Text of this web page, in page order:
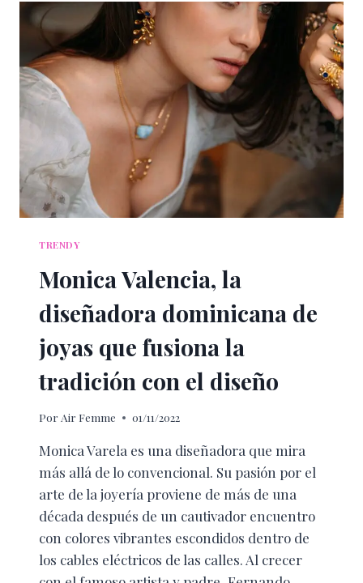
LUGARES
DE
ENSUEÑO
TRENDY
Monica Valencia, la
diseñadora dominicana de
joyas que fusiona la
tradición con el diseño
Por Air Femme 01/11/2022
Monica Varela es una diseñadora que mira
más allá de lo convencional. Su pasión por el
arte de la joyería proviene de más de una
década después de un cautivador encuentro
con colores vibrantes escondidos dentro de
los cables eléctricos de las calles. Al crecer